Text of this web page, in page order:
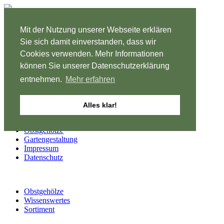
Mit der Nutzung unserer Webseite erklären
Sie sich damit einverstanden, dass wir
Cookies verwenden. Mehr Informationen
können Sie unserer Datenschutzerklärung
entnehmen. Mehr erfahren
Alles klar!
8-12 und 13-18 Uhr
Samstag geschlossen
Obstgehölze
Gartengestaltung
Impressum
Datenschutz
Obstgehölze
Wissenswertes
Sortiment